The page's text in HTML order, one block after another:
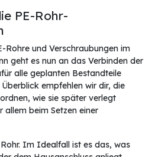
PE-Rohr-
Rohre und Verschraubungen im
geht es nun an das Verbinden der
alle geplanten Bestandteile
empfehlen wir dir, die
wie sie später verlegt
allem beim Setzen einer
Im Idealfall ist es das, was